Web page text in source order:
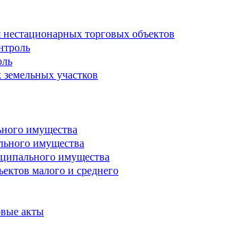
торговых объектов
участков
имущества
имущества
имущества
малого и среднего
акты